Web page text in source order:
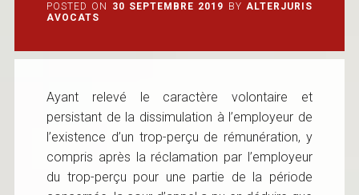
POSTED ON 30 SEPTEMBRE 2019 BY ALTERJURIS
AVOCATS
Ayant relevé le caractère volontaire et
persistant de la dissimulation à l’employeur de
l’existence d’un trop-perçu de rémunération, y
compris après la réclamation par l’employeur
du trop-perçu pour une partie de la période